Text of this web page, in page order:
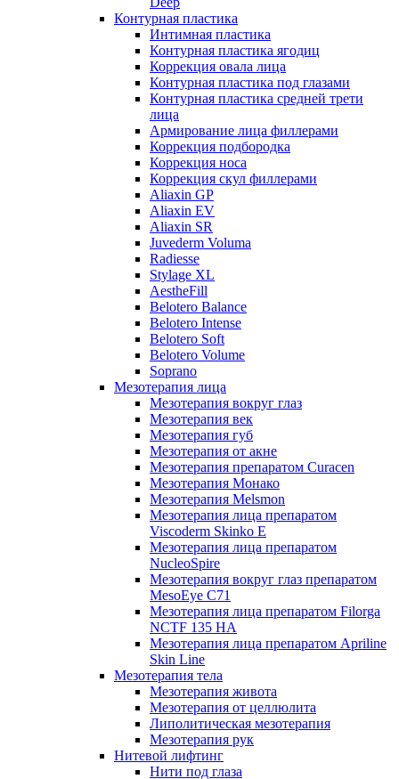
Контурная пластика
Интимная пластика
Контурная пластика ягодиц
Коррекция овала лица
Контурная пластика под глазами
Контурная пластика средней трети
лица
Армирование лица филлерами
Коррекция подбородка
Коррекция носа
Коррекция скул филлерами
Aliaxin GP
Aliaxin EV
Aliaxin SR
Juvederm Voluma
Radiesse
Stylage XL
AestheFill
Belotero Balance
Belotero Intense
Belotero Soft
Belotero Volume
Soprano
Мезотерапия лица
Мезотерапия вокруг глаз
Мезотерапия век
Мезотерапия губ
Мезотерапия от акне
Мезотерапия препаратом Curacen
Мезотерапия Монако
Мезотерапия Melsmon
Мезотерапия лица препаратом
Viscoderm Skinko E
Мезотерапия лица препаратом
NucleoSpire
Мезотерапия вокруг глаз препаратом
MesoEye С71
Мезотерапия лица препаратом Filorga
NCTF 135 HA
Мезотерапия лица препаратом Apriline
Skin Line
Мезотерапия тела
Мезотерапия живота
Мезотерапия от целлюлита
Липолитическая мезотерапия
Мезотерапия рук
Нитевой лифтинг
Нити под глаза